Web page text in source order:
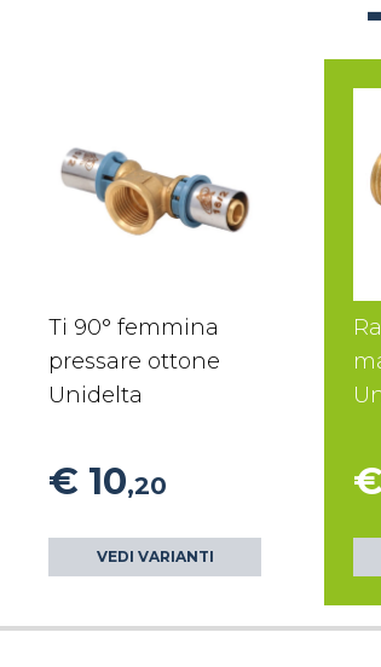
Ti 90° femmina
pressare ottone
Unidelta
€ 10,20
VEDI VARIANTI